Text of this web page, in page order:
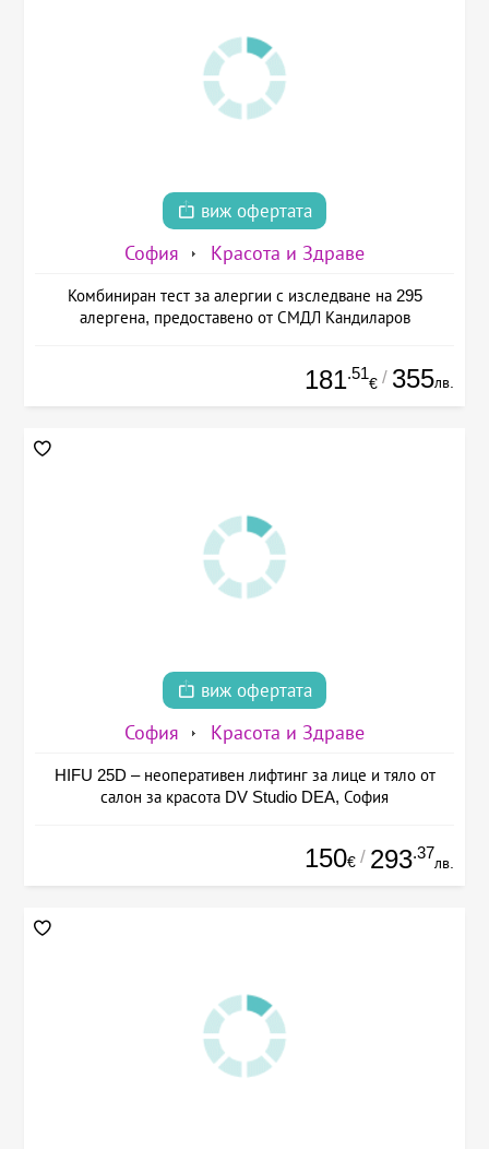
виж офертата
София Красота и Здраве
Комбиниран тест за алергии с изследване на 295
алергена, предоставено от СМДЛ Кандиларов
181.51
€ / 355лв.
виж офертата
София Красота и Здраве
HIFU 25D – неоперативен лифтинг за лице и тяло от
салон за красота DV Studio DEA, София
150€ / 293.37
лв.